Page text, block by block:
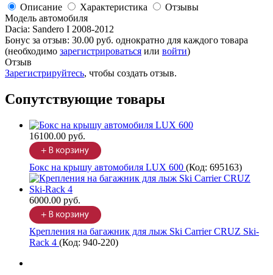
Описание Характеристика
Отзывы
Модель автомобиля
Dacia: Sandero I 2008-2012
Бонус за отзыв: 30.00 руб. однократно для каждого товара
(необходимо зарегистрироваться или войти)
Отзыв
Зарегистрируйтесь, чтобы создать отзыв.
Сопутствующие товары
16100.00 руб.
Бокс на крышу автомобиля LUX 600 (Код: 695163)
6000.00 руб.
Крепления на багажник для лыж Ski Carrier CRUZ Ski-
Rack 4 (Код: 940-220)